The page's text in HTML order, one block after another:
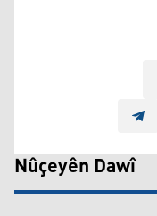
Nûçeyên Dawî